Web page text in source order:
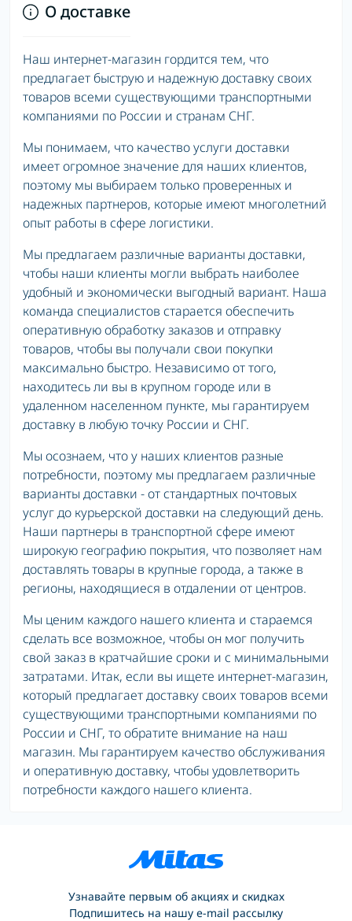
О доставке
Наш интернет-магазин гордится тем, что
предлагает быструю и надежную доставку своих
товаров всеми существующими транспортными
компаниями по России и странам СНГ.
Мы понимаем, что качество услуги доставки
имеет огромное значение для наших клиентов,
поэтому мы выбираем только проверенных и
надежных партнеров, которые имеют многолетний
опыт работы в сфере логистики.
Мы предлагаем различные варианты доставки,
чтобы наши клиенты могли выбрать наиболее
удобный и экономически выгодный вариант. Наша
команда специалистов старается обеспечить
оперативную обработку заказов и отправку
товаров, чтобы вы получали свои покупки
максимально быстро. Независимо от того,
находитесь ли вы в крупном городе или в
удаленном населенном пункте, мы гарантируем
доставку в любую точку России и СНГ.
Мы осознаем, что у наших клиентов разные
потребности, поэтому мы предлагаем различные
варианты доставки - от стандартных почтовых
услуг до курьерской доставки на следующий день.
Наши партнеры в транспортной сфере имеют
широкую географию покрытия, что позволяет нам
доставлять товары в крупные города, а также в
регионы, находящиеся в отдалении от центров.
Мы ценим каждого нашего клиента и стараемся
сделать все возможное, чтобы он мог получить
свой заказ в кратчайшие сроки и с минимальными
затратами. Итак, если вы ищете интернет-магазин,
который предлагает доставку своих товаров всеми
существующими транспортными компаниями по
России и СНГ, то обратите внимание на наш
магазин. Мы гарантируем качество обслуживания
и оперативную доставку, чтобы удовлетворить
потребности каждого нашего клиента.
Узнавайте первым об акциях и скидках
Подпишитесь на нашу e-mail рассылку